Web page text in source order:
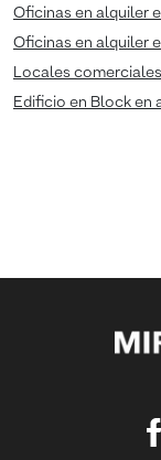
Oficinas en alquiler
Oficinas en alquiler
Locales
Edificio en Block en